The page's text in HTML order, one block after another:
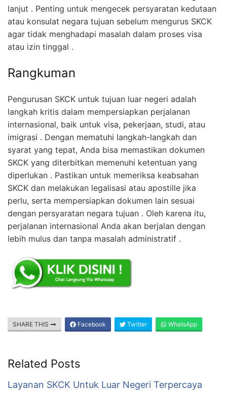
lanjut . Penting untuk mengecek persyaratan kedutaan
atau konsulat negara tujuan sebelum mengurus SKCK
agar tidak menghadapi masalah dalam proses visa
atau izin tinggal .
Rangkuman
Pengurusan SKCK untuk tujuan luar negeri adalah
langkah kritis dalam mempersiapkan perjalanan
internasional, baik untuk visa, pekerjaan, studi, atau
imigrasi . Dengan mematuhi langkah-langkah dan
syarat yang tepat, Anda bisa memastikan dokumen
SKCK yang diterbitkan memenuhi ketentuan yang
diperlukan . Pastikan untuk memeriksa keabsahan
SKCK dan melakukan legalisasi atau apostille jika
perlu, serta mempersiapkan dokumen lain sesuai
dengan persyaratan negara tujuan . Oleh karena itu,
perjalanan internasional Anda akan berjalan dengan
lebih mulus dan tanpa masalah administratif .
SHARE THIS Facebook Twitter WhatsApp
Related Posts
Layanan SKCK Untuk Luar Negeri Terpercaya